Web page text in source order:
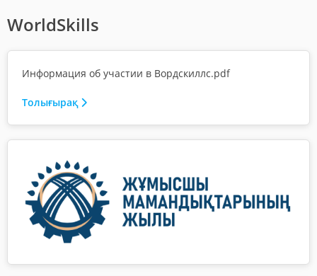
WorldSkills
Информация об участии в Вордскиллс.pdf
Толығырақ